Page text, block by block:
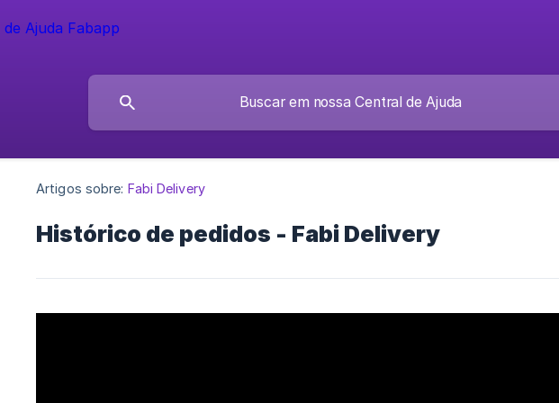
Artigos sobre: Fabi Delivery
Histórico de pedidos - Fabi Delivery